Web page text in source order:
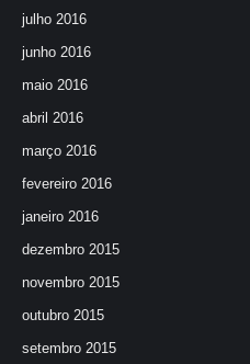
julho 2016
junho 2016
maio 2016
abril 2016
março 2016
fevereiro 2016
janeiro 2016
dezembro 2015
novembro 2015
outubro 2015
setembro 2015